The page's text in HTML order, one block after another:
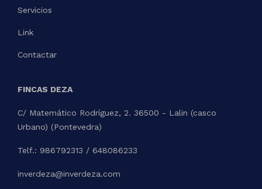
Servicios
Link
Contactar
FINCAS DEZA
C/ Matemático Rodríguez, 2. 36500 - Lalin (casco
Urbano) (Pontevedra)
Telf.: 986792313 / 648086233
inverdeza@inverdeza.com